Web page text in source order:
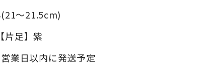
～21.5cm)
【片足】紫
業日以内に発送予定